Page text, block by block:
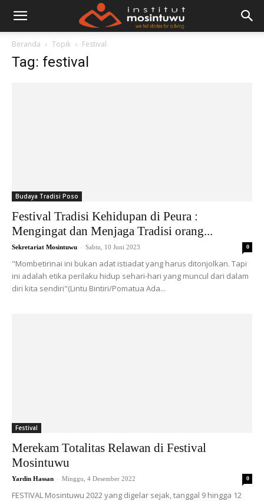
Beranda Topik Festival
Tag: festival
Budaya Tradisi Poso
Festival Tradisi Kehidupan di Peura :
Mengingat dan Menjaga Tradisi orang...
Sekretariat Mosintuwu - Sabtu, 10 Juni 2023 0
"Mombetirinai ini bukan adat istiadat yang harus ditonjolkan. Tapi
ini adalah etika perilaku hidup sehari-hari yang muncul dari dalam
diri kita sendiri"(Lintu Bintiri/Pomatua Ada...
Festival
Merekam Totalitas Relawan di Festival
Mosintuwu
Yardin Hassan - Minggu, 4 Desember 2022 0
FESTIVAL Mosintuwu 2022 yang digelar sejak, tanggal 9 hingga 12